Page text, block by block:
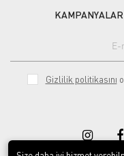
Gizlilik politikasını